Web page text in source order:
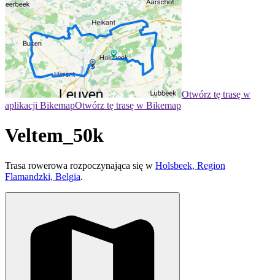
Otwórz tę trasę w
aplikacji BikemapOtwórz tę trasę w Bikemap
Veltem_50k
Trasa rowerowa rozpoczynająca się w Holsbeek, Region
Flamandzki, Belgia.